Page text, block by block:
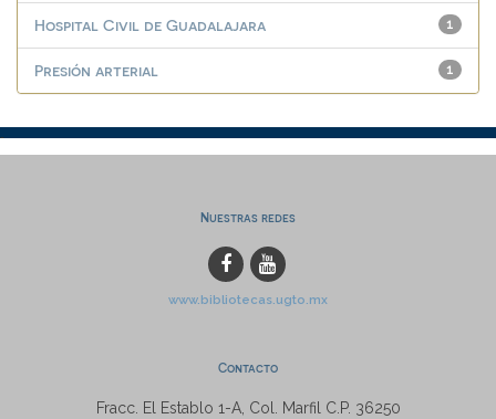
1
Hospital Civil de Guadalajara
1
Presión arterial
Nuestras redes
www.bibliotecas.ugto.mx
Contacto
Fracc. El Establo 1-A, Col. Marfil C.P. 36250